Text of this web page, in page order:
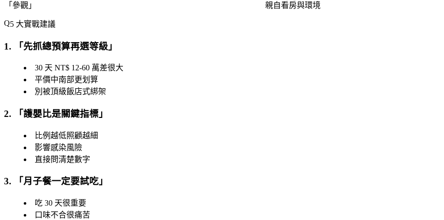
「 參觀 」 親自看房與環境
5 大實戰建議
1. 「先抓總預算再選等級 」
30 天 NT$ 12-60 萬差很大
平價中南部更划算
別被頂級飯店式綁架
2. 「護嬰比是關鍵指標 」
比例越低照顧越細
影響感染風險
直接問清楚數字
3. 「月子餐一定要試吃 」
吃 30 天很重要
口味不合很痛苦